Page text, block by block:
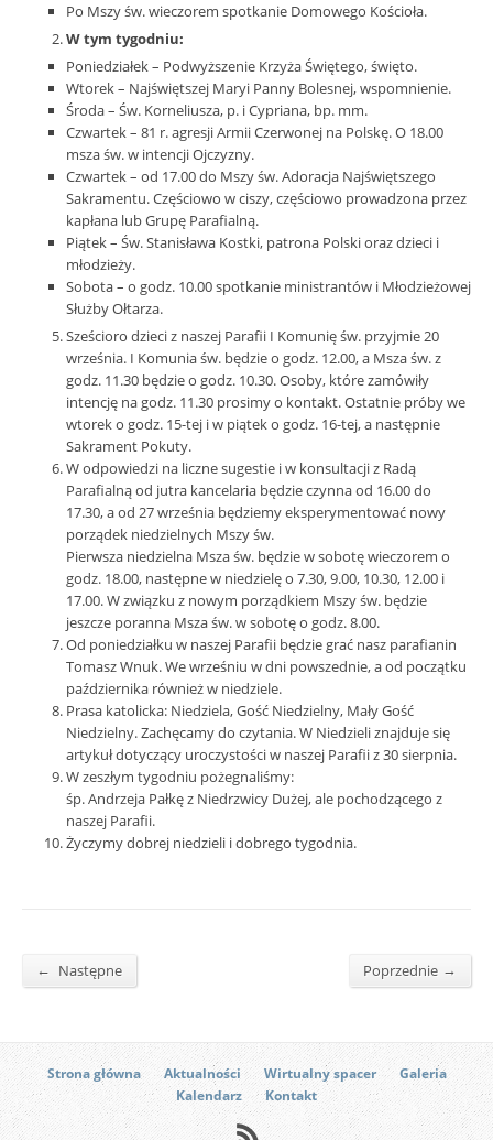
Po Mszy św. wieczorem spotkanie Domowego Kościoła.
W tym tygodniu:
Poniedziałek – Podwyższenie Krzyża Świętego, święto.
Wtorek – Najświętszej Maryi Panny Bolesnej, wspomnienie.
Środa – Św. Korneliusza, p. i Cypriana, bp. mm.
Czwartek – 81 r. agresji Armii Czerwonej na Polskę. O 18.00
msza św. w intencji Ojczyzny.
Czwartek – od 17.00 do Mszy św. Adoracja Najświętszego
Sakramentu. Częściowo w ciszy, częściowo prowadzona przez
kapłana lub Grupę Parafialną.
Piątek – Św. Stanisława Kostki, patrona Polski oraz dzieci i
młodzieży.
Sobota – o godz. 10.00 spotkanie ministrantów i Młodzieżowej
Służby Ołtarza.
Sześcioro dzieci z naszej Parafii I Komunię św. przyjmie 20
września. I Komunia św. będzie o godz. 12.00, a Msza św. z
godz. 11.30 będzie o godz. 10.30. Osoby, które zamówiły
intencję na godz. 11.30 prosimy o kontakt. Ostatnie próby we
wtorek o godz. 15-tej i w piątek o godz. 16-tej, a następnie
Sakrament Pokuty.
W odpowiedzi na liczne sugestie i w konsultacji z Radą
Parafialną od jutra kancelaria będzie czynna od 16.00 do
17.30, a od 27 września będziemy eksperymentować nowy
porządek niedzielnych Mszy św.
Pierwsza niedzielna Msza św. będzie w sobotę wieczorem o
godz. 18.00, następne w niedzielę o 7.30, 9.00, 10.30, 12.00 i
17.00. W związku z nowym porządkiem Mszy św. będzie
jeszcze poranna Msza św. w sobotę o godz. 8.00.
Od poniedziałku w naszej Parafii będzie grać nasz parafianin
Tomasz Wnuk. We wrześniu w dni powszednie, a od początku
października również w niedziele.
Prasa katolicka: Niedziela, Gość Niedzielny, Mały Gość
Niedzielny. Zachęcamy do czytania. W Niedzieli znajduje się
artykuł dotyczący uroczystości w naszej Parafii z 30 sierpnia.
W zeszłym tygodniu pożegnaliśmy:
śp. Andrzeja Pałkę z Niedrzwicy Dużej, ale pochodzącego z
naszej Parafii.
Życzymy dobrej niedzieli i dobrego tygodnia.
← Następne Poprzednie →
Strona główna Aktualności Wirtualny spacer
Galeria
Kalendarz
Kontakt